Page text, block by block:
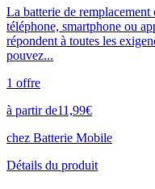
La batterie de
téléphone, smartphone ou
répondent à toutes les
pouvez...
1 offre
à partir de11,99€
chez Batterie Mobile
Détails du produit